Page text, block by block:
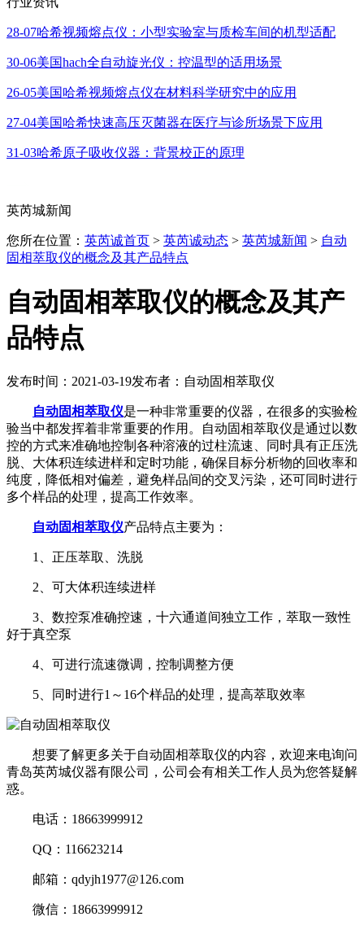
28-07哈希视频熔点仪：小型实验室与质检车间的机型适配
30-06美国hach全自动旋光仪：控温型的适用场景
26-05美国哈希视频熔点仪在材料科学研究中的应用
27-04美国哈希快速高压灭菌器在医疗与诊所场景下应用
31-03哈希原子吸收仪器：背景校正的原理
英芮城新闻
您所在位置： 英芮诚首页 > 英芮诚动态 > 英芮城新闻 > 自动
固相萃取仪的概念及其产品特点
自动固相萃取仪的概念及其产
品特点
发布时间：2021-03-19发布者：自动固相萃取仪
自动固相萃取仪是一种非常重要的仪器，在很多的实验检
验当中都发挥着非常重要的作用。自动固相萃取仪是通过以数
控的方式来准确地控制各种溶液的过柱流速、同时具有正压洗
脱、大体积连续进样和定时功能，确保目标分析物的回收率和
纯度，降低相对偏差，避免样品间的交叉污染，还可同时进行
多个样品的处理，提高工作效率。
自动固相萃取仪产品特点主要为：
1、正压萃取、洗脱
2、可大体积连续进样
3、数控泵准确控速，十六通道间独立工作，萃取一致性
好于真空泵
4、可进行流速微调，控制调整方便
5、同时进行1～16个样品的处理，提高萃取效率
想要了解更多关于自动固相萃取仪的内容，欢迎来电询问
青岛英芮城仪器有限公司，公司会有相关工作人员为您答疑解
惑。
电话：18663999912
QQ：116623214
邮箱：qdyjh1977@126.com
微信：18663999912